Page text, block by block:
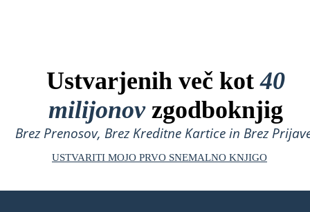
Ustvarjenih več kot40
milijonovzgodboknjig
Brez Prenosov, Brez Kreditne Kartice in Brez
USTVARITI MOJO PRVO SNEMALNO KNJIGO